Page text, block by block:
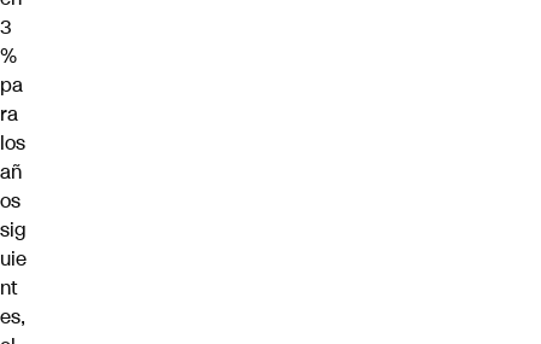
3
%
pa
ra
los
añ
os
sig
uie
nt
es,